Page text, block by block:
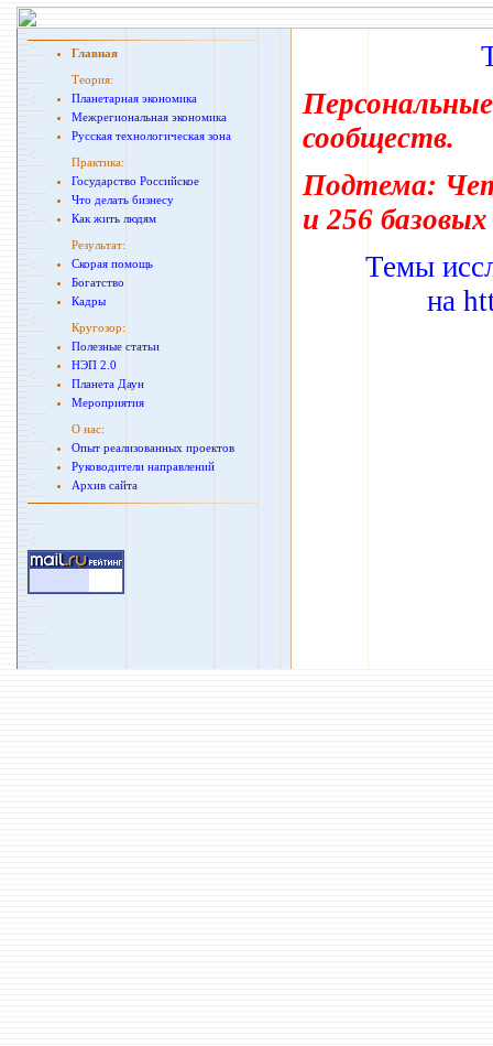
Главная
Теория:
Планетарная экономика
Межрегиональная экономика
Русская технологическая зона
Практика:
Государство Российское
Что делать бизнесу
Как жить людям
Результат:
Скорая помощь
Богатство
Кадры
Кругозор:
Полезные статьи
НЭП 2.0
Планета Даун
Мероприятия
О нас:
Опыт реализованных проектов
Руководители направлений
Архив сайта
сообществ.
Подтема:
и 256
Темы
на